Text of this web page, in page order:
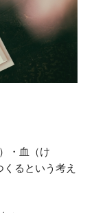
・血（け
るという考え